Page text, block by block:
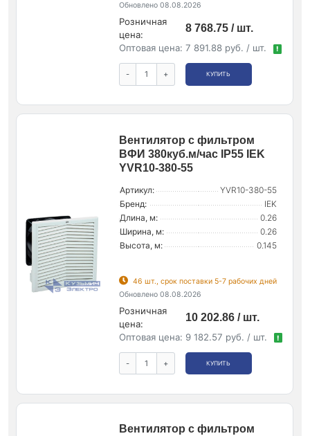
Обновлено 08.08.2026
Розничная
цена:
8 768.75 / шт.
Оптовая цена: 7 891.88 руб. / шт. !
- + КУПИТЬ
Вентилятор с фильтром
ВФИ 380куб.м/час IP55 IEK
YVR10-380-55
Артикул:
YVR10-380-55
Бренд:
IEK
Длина, м:
0.26
Ширина, м:
0.26
Высота, м:
0.145
46 шт., срок поставки 5-7 рабочих дней
Обновлено 08.08.2026
Розничная
цена:
10 202.86 / шт.
Оптовая цена: 9 182.57 руб. / шт. !
- + КУПИТЬ
Вентилятор с фильтром